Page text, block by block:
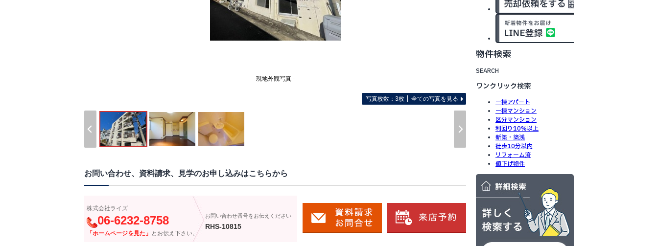
現地外観写真 -
写真枚数：3枚 全ての写真を見る
お問い合わせ、資料請求、見学のお申し込みはこちらから
株式会社ライズ
06-6232-8758
「ホームページを見た」 とお伝え下さい。
お問い合わせ番号をお伝えください
RHS-10815
物件検索
SEARCH
ワンクリック検索
一棟アパート
一棟マンション
区分マンション
利回り10%以上
新築・築浅
徒歩10分以内
リフォーム済
値下げ物件